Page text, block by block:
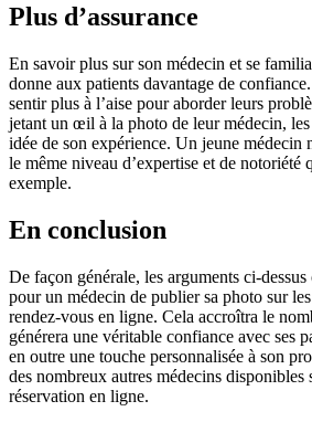
Plus d’assurance
En savoir plus sur son médecin et se
donne aux patients davantage de
sentir plus à l’aise pour aborder leurs
jetant un œil à la photo de leur médecin,
idée de son expérience. Un jeune médecin
le même niveau d’expertise et de notoriété
exemple.
En conclusion
De façon générale, les arguments ci-
pour un médecin de publier sa photo sur
rendez-vous en ligne. Cela accroîtra le
générera une véritable confiance avec ses
en outre une touche personnalisée à son
des nombreux autres médecins disponibles
réservation en ligne.